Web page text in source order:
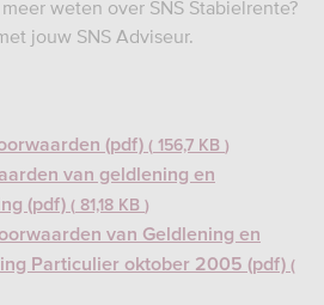
weten over SNS Stabielrente?
jouw SNS Adviseur.
(pdf) 156,7 KB
van geldlening en
(pdf)
81,18 KB
van Geldlening en
Particulier oktober 2005 (pdf)